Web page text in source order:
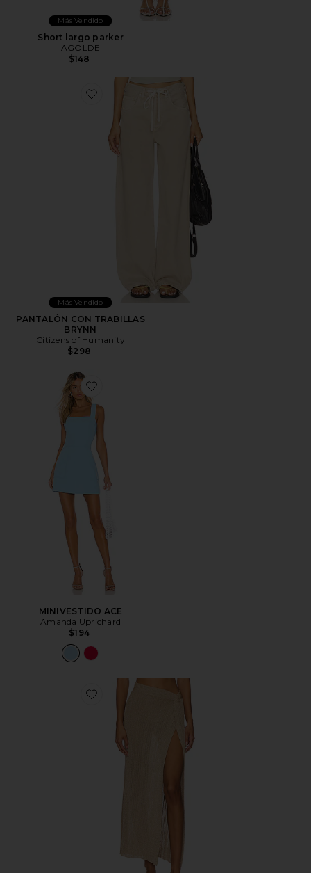
Más Vendido
Short largo parker
AGOLDE
$148
Favorite PANTALÓN CON TRABILLAS BRYNN
Más Vendido
PANTALÓN CON TRABILLAS
BRYNN
Citizens of Humanity
$298
Favorite MINIVESTIDO ACE
MINIVESTIDO ACE
Amanda Uprichard
$194
Favorite FALDA HEART OF GOLD